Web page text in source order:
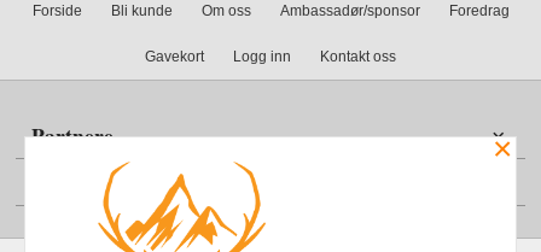
Forside Bli kunde Om oss Ambassadør/sponsor Foredrag
Gavekort Logg inn Kontakt oss
Partnere
Din konto
×